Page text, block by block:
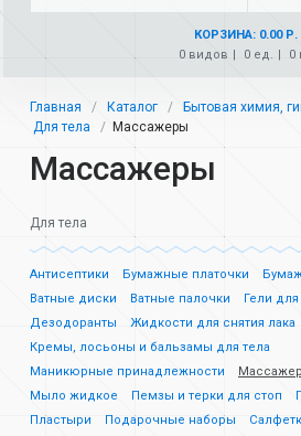
КОРЗИНА: 0.00 Р.
0 видов
0 ед. 0
Главная Каталог
Бытовая химия,
Для тела
Массажеры
Массажеры
Для тела
Антисептики Бумажные платочки
Ватные диски
Ватные палочки Гели
Дезодоранты
Жидкости для снятия лака
Кремы, лосьоны и бальзамы для тела
Маникюрные принадлежности
Мыло жидкое
Пемзы и терки для стоп
Пластыри
Подарочные наборы